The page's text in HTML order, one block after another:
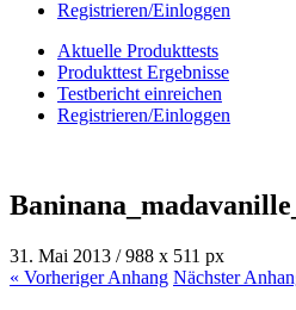
Registrieren/Einloggen
Aktuelle Produkttests
Produkttest Ergebnisse
Testbericht einreichen
Registrieren/Einloggen
31. Mai 2013 /988 x 511 px
« VorherigerAnhang Nächster